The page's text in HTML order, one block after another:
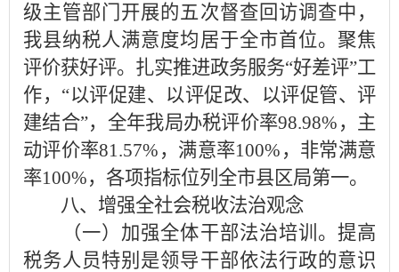
级主管部门开展的五次督查回访调查中，
我县纳税人满意度均居于全市首位。聚焦
评价获好评。扎实推进政务服务“好差评”工
作，“以评促建、以评促改、以评促管、评
建结合”，全年我局办税评价率98.98%，主
动评价率81.57%，满意率100%，非常满意
率100%，各项指标位列全市县区局第一。
八、增强全社会税收法治观念
（一）加强全体干部法治培训。提高
税务人员特别是领导干部依法行政的意识